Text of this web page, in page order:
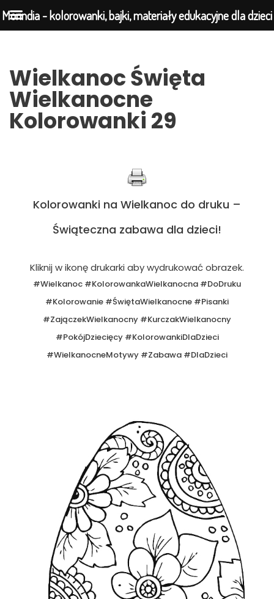
do
treści
Wielkanoc Święta
Wielkanocne
Kolorowanki 29
Kolorowanki na Wielkanoc do druku –
Świąteczna zabawa dla dzieci!
Kliknij w ikonę drukarki aby wydrukować obrazek.
#Wielkanoc #KolorowankaWielkanocna #DoDruku
#Kolorowanie #ŚwiętaWielkanocne #Pisanki
#ZajączekWielkanocny #KurczakWielkanocny
#PokójDziecięcy #KolorowankiDlaDzieci
#WielkanocneMotywy #Zabawa #DlaDzieci
Morindia - kolorowanki, bajki, materiały edukacyjne dla dzieci